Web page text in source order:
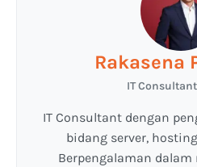
Rakasena
IT Consultant
IT Consultant dengan
bidang server,
Berpengalaman